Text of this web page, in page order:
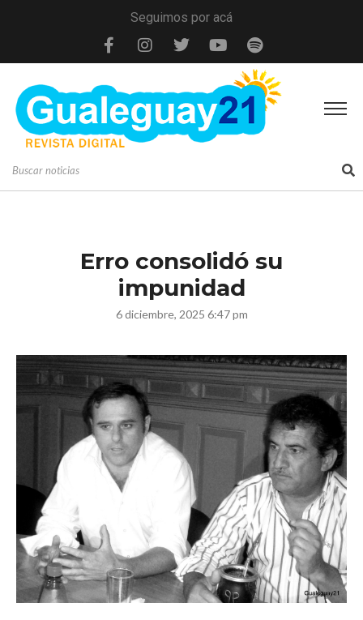
Seguimos por acá
Erro consolidó su
impunidad
6 diciembre, 2025 6:47 pm